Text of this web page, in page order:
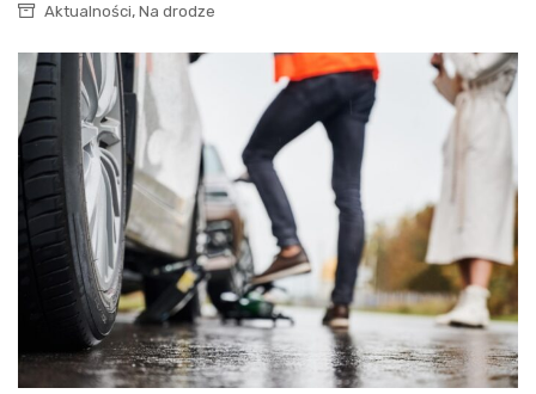
Aktualności, Na drodze